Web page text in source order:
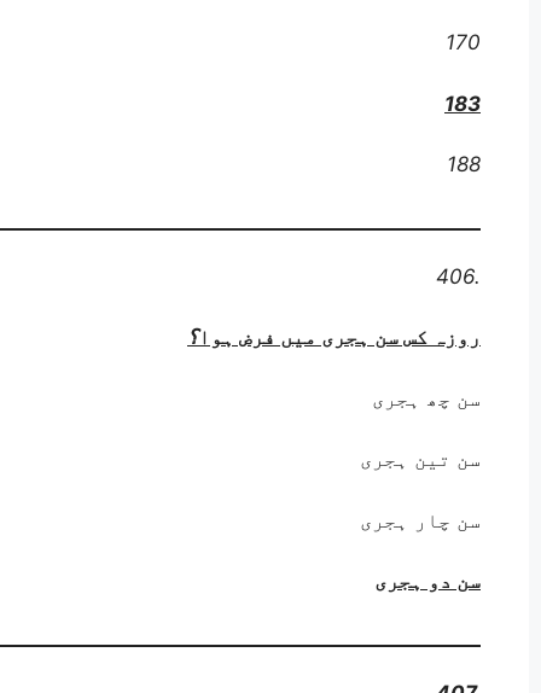
170
183
188
406.
روزہ کس سن ہجری میں فرض ہوا؟
سن چھ ہجری
سن تین ہجری
سن چار ہجری
سن دو ہجری